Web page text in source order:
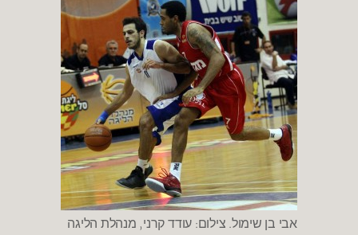
אבי בן שימול. צילום: עודד קרני, מנהלת הליגה